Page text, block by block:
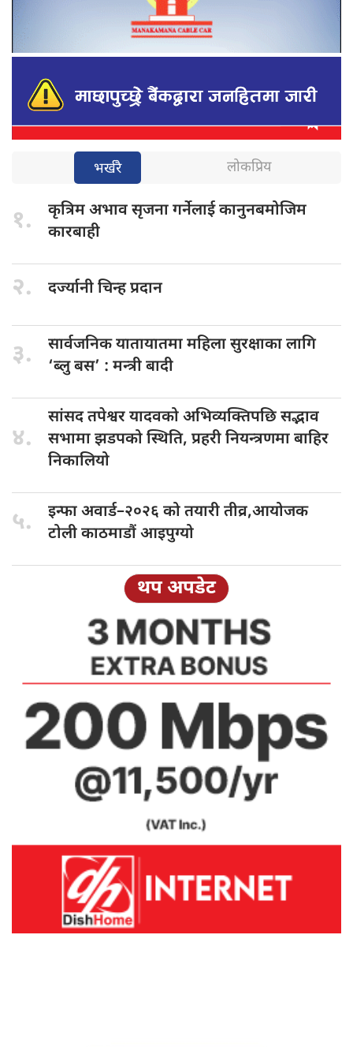
भर्खरै लोकप्रिय
१. कृत्रिम अभावसृजना गर्नेलाई कानुनबमोजिम
कारबाही
२. दर्ज्यानी चिन्हप्रदान
३. सार्वजनिक यातायातमामहिला सुरक्षाका लागि
‘ब्लु बस’ : मन्त्री बादी
४.
सांसद तपेश्वरयादवको अभिव्यक्तिपछि सद्भाव
सभामा झडपको स्थिति, प्रहरी नियन्त्रणमा बाहिर
निकालियो
५. इन्फा अवार्ड–२०२६ को तयारी तीव्र,आयोजक
टोली काठमाडौं आइपुग्यो
थप अपडेट